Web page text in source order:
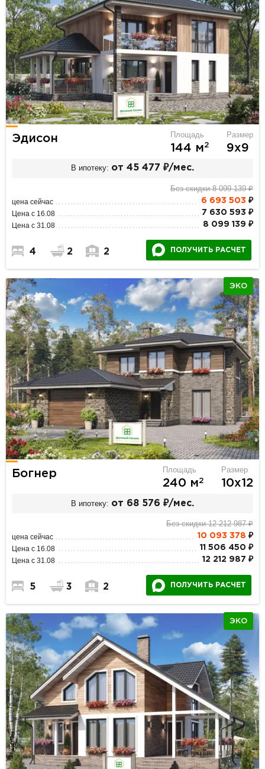
Эдисон Площадь
144 м2
Размер
9х9
В ипотеку: от 45 477 ₽/мес.
Без скидки 8 099 139 ₽
цена сейчас 6 693 503 ₽
Цена с 16.08 7 630 593 ₽
Цена с 31.08 8 099 139 ₽
4 2 2 ПОЛУЧИТЬ РАСЧЕТ
ЭКО
Богнер Площадь
240 м2
Размер
10х12
В ипотеку: от 68 576 ₽/мес.
Без скидки 12 212 987 ₽
цена сейчас 10 093 378 ₽
Цена с 16.08 11 506 450 ₽
Цена с 31.08 12 212 987 ₽
5 3 2 ПОЛУЧИТЬ РАСЧЕТ
ЭКО